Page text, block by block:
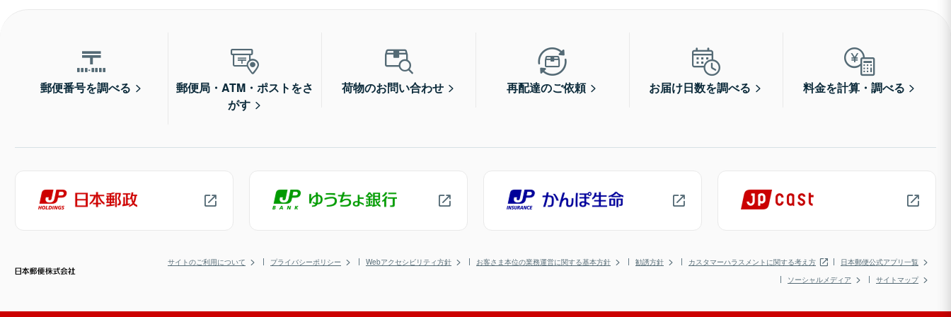
郵便番号を調べる
郵便局・ATM・ポストをさ
がす
荷物のお問い合わせ 再配達のご依頼 お届け日数を調べる 料金を計算・調べる
サイトのご利用について プライバシーポリシー Webアクセシビリティ方針 お客さま本位の業務運営に関する基本方針 勧誘方針 カスタマーハラスメントに関する考え方
日本郵便公式アプリ一覧
ソーシャルメディア
サイトマップ